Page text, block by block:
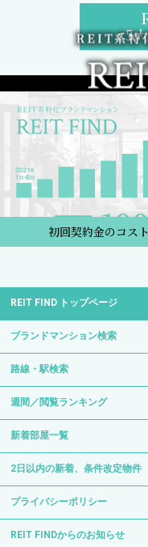
5
初回契約金のコス
REIT FIND トップページ
ブランドマンション検索
路線・駅検索
週間／閲覧ランキング
新着部屋一覧
2日以内の新着、条件改定物件
プライバシーポリシー
REIT FINDからのお知らせ